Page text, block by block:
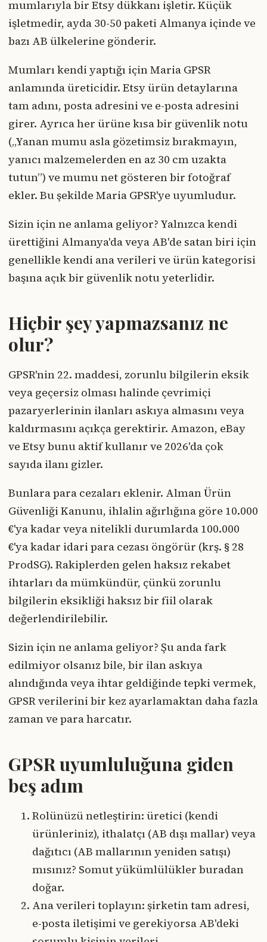
mumlarıyla bir Etsy dükkanı işletir. Küçük
işletmedir, ayda 30-50 paketi Almanya içinde ve
bazı AB ülkelerine gönderir.
Mumları kendi yaptığı için Maria GPSR
anlamında üreticidir. Etsy ürün detaylarına
tam adını, posta adresini ve e-posta adresini
girer. Ayrıca her ürüne kısa bir güvenlik notu
(„Yanan mumu asla gözetimsiz bırakmayın,
yanıcı malzemelerden en az 30 cm uzakta
tutun”) ve mumu net gösteren bir fotoğraf
ekler. Bu şekilde Maria GPSR'ye uyumludur.
Sizin için ne anlama geliyor? Yalnızca kendi
ürettiğini Almanya'da veya AB'de satan biri için
genellikle kendi ana verileri ve ürün kategorisi
başına açık bir güvenlik notu yeterlidir.
Hiçbir şey yapmazsanız ne
olur?
GPSR'nin 22. maddesi, zorunlu bilgilerin eksik
veya geçersiz olması halinde çevrimiçi
pazaryerlerinin ilanları askıya almasını veya
kaldırmasını açıkça gerektirir. Amazon, eBay
ve Etsy bunu aktif kullanır ve 2026'da çok
sayıda ilanı gizler.
Bunlara para cezaları eklenir. Alman Ürün
Güvenliği Kanunu, ihlalin ağırlığına göre 10.000
€'ya kadar veya nitelikli durumlarda 100.000
€'ya kadar idari para cezası öngörür (krş. § 28
ProdSG). Rakiplerden gelen haksız rekabet
ihtarları da mümkündür, çünkü zorunlu
bilgilerin eksikliği haksız bir fiil olarak
değerlendirilebilir.
Sizin için ne anlama geliyor? Şu anda fark
edilmiyor olsanız bile, bir ilan askıya
alındığında veya ihtar geldiğinde tepki vermek,
GPSR verilerini bir kez ayarlamaktan daha fazla
zaman ve para harcatır.
GPSR uyumluluğuna giden
beş adım
Rolünüzü netleştirin: üretici (kendi
ürünleriniz), ithalatçı (AB dışı mallar) veya
dağıtıcı (AB mallarının yeniden satışı)
mısınız? Somut yükümlülükler buradan
doğar.
Ana verileri toplayın: şirketin tam adresi,
e-posta iletişimi ve gerekiyorsa AB'deki